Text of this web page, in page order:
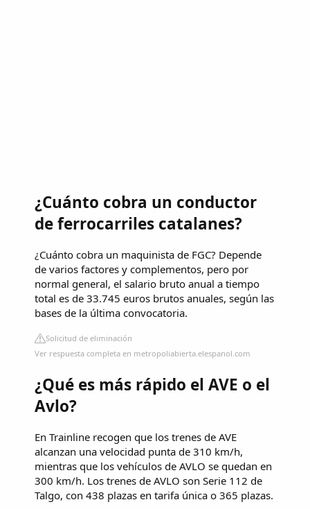
¿Cuánto cobra un conductor
de ferrocarriles catalanes?
¿Cuánto cobra un maquinista de FGC? Depende
de varios factores y complementos, pero por
normal general, el salario bruto anual a tiempo
total es de 33.745 euros brutos anuales, según las
bases de la última convocatoria.
Solicitud de eliminación
Ver respuesta completa en metropoliabierta.elespanol.com
¿Qué es más rápido el AVE o el
Avlo?
En Trainline recogen que los trenes de AVE
alcanzan una velocidad punta de 310 km/h,
mientras que los vehículos de AVLO se quedan en
300 km/h. Los trenes de AVLO son Serie 112 de
Talgo, con 438 plazas en tarifa única o 365 plazas.